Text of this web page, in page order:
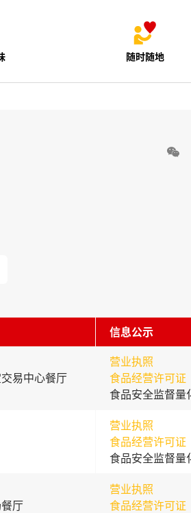
随时随地

信息公示
易中心餐厅
营业执照
食品经营许可证
食品安全监督量
营业执照
食品经营许可证
食品安全监督量
厅
营业执照
食品经营许可证